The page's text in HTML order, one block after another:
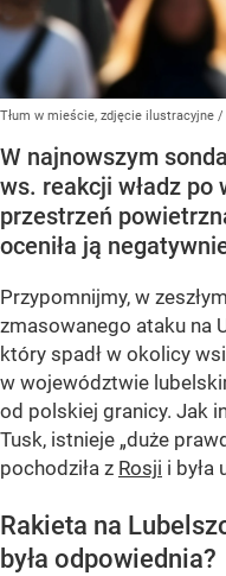
Tłum w mieście, zdjęcie ilustracyjne /
W najnowszym
ws. reakcji władz
przestrzeń
oceniła ją
Przypomnijmy, w
zmasowanego ataku na
który spadł w okolicy
w województwie
od polskiej granicy. Jak
Tusk, istnieje „duże
pochodziła z Rosji i była
Rakieta na
była odpowiednia?